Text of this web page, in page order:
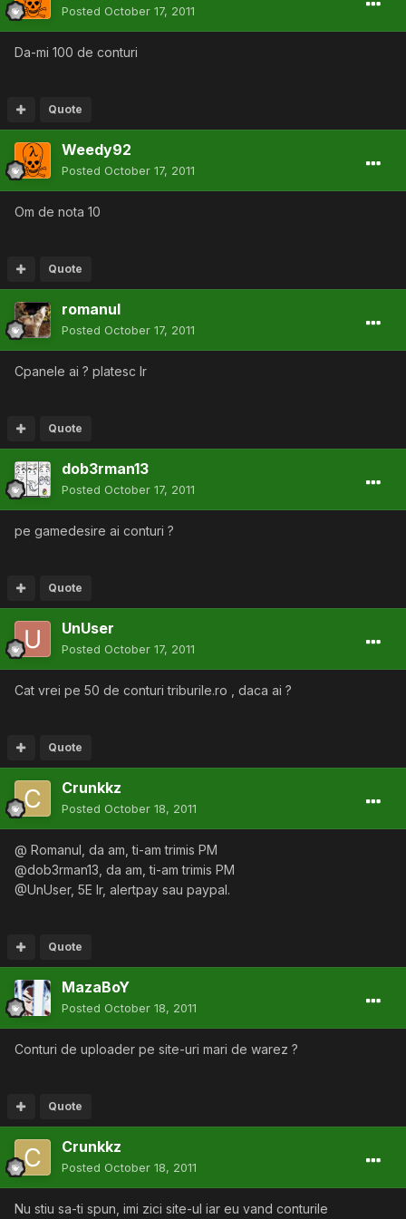
Posted October 17, 2011
Da-mi 100 de conturi
Quote
Weedy92
Posted October 17, 2011
Om de nota 10
Quote
romanul
Posted October 17, 2011
Cpanele ai ? platesc lr
Quote
dob3rman13
Posted October 17, 2011
pe gamedesire ai conturi ?
Quote
UnUser
Posted October 17, 2011
Cat vrei pe 50 de conturi triburile.ro , daca ai ?
Quote
Crunkkz
Posted October 18, 2011
@ Romanul, da am, ti-am trimis PM
@dob3rman13, da am, ti-am trimis PM
@UnUser, 5E lr, alertpay sau paypal.
Quote
MazaBoY
Posted October 18, 2011
Conturi de uploader pe site-uri mari de warez ?
Quote
Crunkkz
Posted October 18, 2011
Nu stiu sa-ti spun, imi zici site-ul iar eu vand conturile